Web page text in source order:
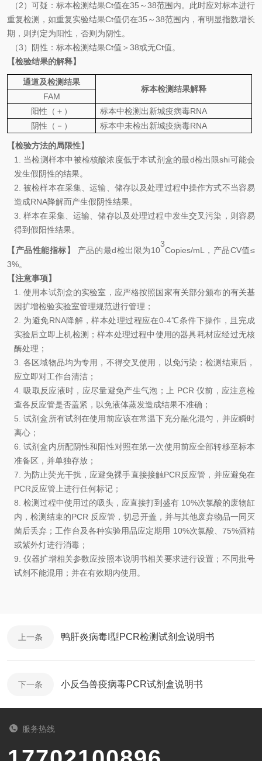
（2）可疑： 标本检测结果Ct值在35 ～38范围内。此时应对标本进行
重复检测，如重复实验结果Ct值仍在35 ～38范围内，有明显指数增长
期，则判定为阳性，否则为阴性。
（3）阴性：标本检测结果Ct值＞ 38或无Ct值。
【检验结果的解释】
通道及检测结果
标本检测结果解释
FAM
阳性（＋）
标本中检测 出新城疫病毒RNA
阴性（－）
标本中未检出新城疫病毒RNA
【检验方法的局限性】
1. 当检测样本中被检核酸浓度低于本试剂盒的最d检出限shi可能会
发生假阴性的结果。
2.被检样本在采集、运输、储存以及处理过程中操作方式不当容易
造成RNA降解而产生假阴性结果。
3.样本在采集、运输、储存以及处理过程中发生交叉污染，则容易
得到假阳性结果。
【产品性能指标】 产品的最d检出限为10
3
Copies/mL ，产品CV值≤
3%。
【注意事项】
1.使用本试剂盒的实验室，应严格按照国家有关部分颁布的有关基
因扩增检验实验室管理规范进行管理 ；
2. 为避免RNA降解，样本处理过程应在0-4℃条件下操作，且完成
实验后立即上机检测；样本处理过程中使用的器具耗材应经过无核
酶处理 ；
3.各区域物品均为专用，不得交叉使用，以免污染 ；检测结束后，
应立即对工作台清洁 ；
4.吸取反应液时，应尽量避免产生气泡 ； 上 PCR 仪前，应注意检
查各反应管是否盖紧，以免液体蒸发造成结果不准确 ；
5.试剂盒所有试剂在使用前应该在常温下充分融化混匀，并应瞬时
离心；
6.试剂盒内所配阴性和阳性对照在第一次使用前应全部转移至标本
准备区，并单独存放 ；
7. 为防止荧光干扰，应避免裸手直接接触PCR反应管，并应避免在
PCR反应管上进行任何标记 ；
8. 检测过程中使用过的吸头，应直接打到盛有 10%次氯酸的废物缸
内，检测结束的PCR 反应管，切忌开盖，并与其他废弃物品一同灭
菌后丢弃 ； 工作台及各种实验用品应定期用 10%次氯酸、 75%酒精
或紫外灯进行消毒 ；
9.仪器扩增相关参数应按照本说明书相关要求进行设置； 不同批号
试剂不能混用 ； 并在有效期内使用。
上一条 鸭肝炎病毒I型PCR检测试剂盒说明书
下一条 小反刍兽疫病毒PCR试剂盒说明书
服务热线